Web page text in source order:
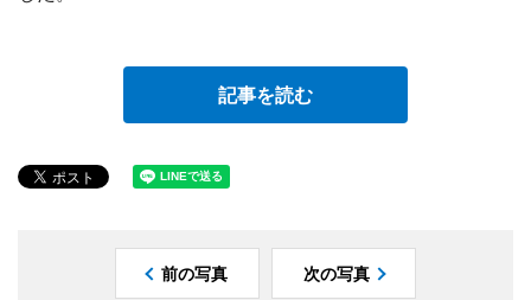
記事を読む
前の写真 次の写真